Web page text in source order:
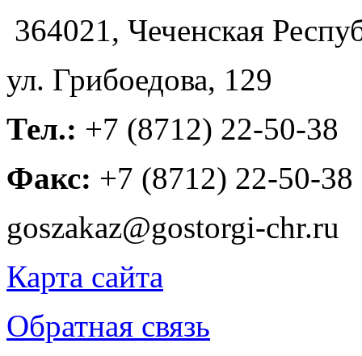
364021, Чеченская
ул. Грибоедова, 129
Тел.: +7 (8712) 22-50-38
Факс: +7 (8712) 22-50-38
goszakaz@gostorgi-chr.ru
Карта сайта
Обратная связь